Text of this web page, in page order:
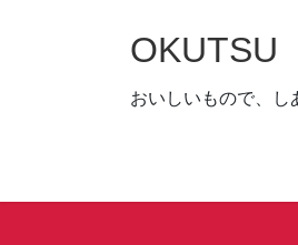
キ
に
OKUTSU
おいしいもので、し